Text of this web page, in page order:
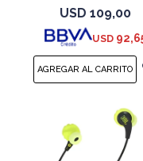
Blanco
USD 109,00
USD